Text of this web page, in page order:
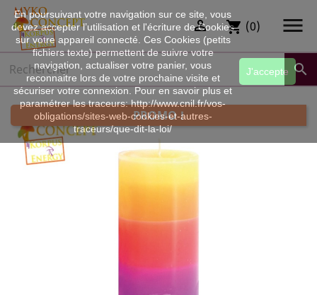
 shopping_cart (0) 

PROMO !
En poursuivant votre navigation sur ce site, vous
devez accepter l’utilisation et l'écriture de Cookies
sur votre appareil connecté. Ces Cookies (petits
fichiers texte) permettent de suivre votre
navigation, actualiser votre panier, vous
reconnaitre lors de votre prochaine visite et
sécuriser votre connexion. Pour en savoir plus et
paramétrer les traceurs: http://www.cnil.fr/vos-
obligations/sites-web-cookies-et-autres-
traceurs/que-dit-la-loi/
J'accepte